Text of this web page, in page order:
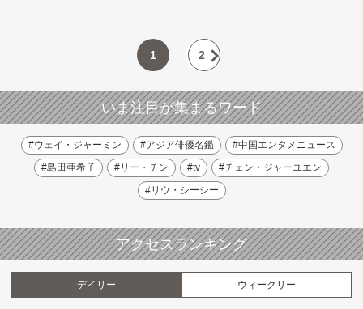
1 2
いま注目が集まるワード
#ウェイ・ジャーミン #アジア俳優名鑑
#中国エンタメニュース
#島田亜希子
#リー・チン #tv
#チェン・ジャーユエン
#リウ・シーシー
アクセスランキング
デイリー ウィークリー